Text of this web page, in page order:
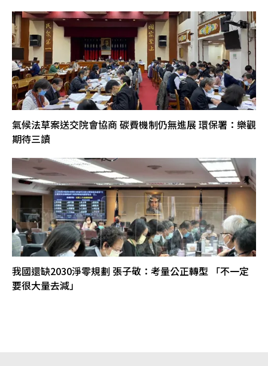
氣候法草案送交院會協商 碳費機制仍無進展 環保署：樂觀
期待三讀
我國還缺2030淨零規劃 張子敬：考量公正轉型 「不一定
要很大量去減」